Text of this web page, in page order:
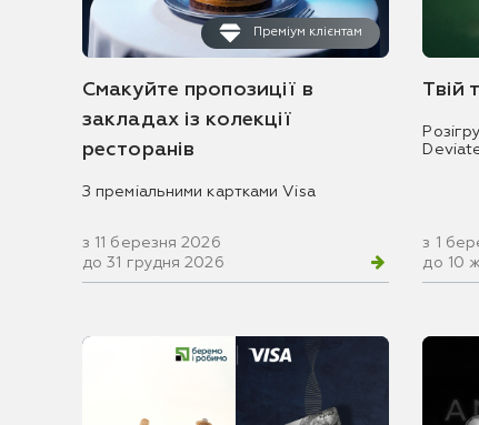
Преміум клієнтам
Смакуйте пропозиції в
закладах із колекції
ресторанів
З преміальними картками Visa
з 11 березня 2026
до 31 грудня 2026
Твій
з 1
до 10